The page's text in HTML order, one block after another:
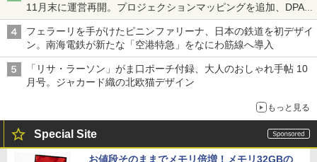
11月末に運営再開。プロジェクションマッピングを追加、DPA
は1500円
フェラーリを手がけたピニンファリーナ、日本の鉄道を初デザイ
ン。南海電鉄が新たな「空港特急」をなにわ筋線へ導入
「リサ・ラーソン」がま口ポーチ付録、大人のおしゃれ手帖 10
月号。ジャカード織の北欧猫デザイン
もっと見る
Special Site
お値段そのままでメモリ倍増！メモリ32GBの